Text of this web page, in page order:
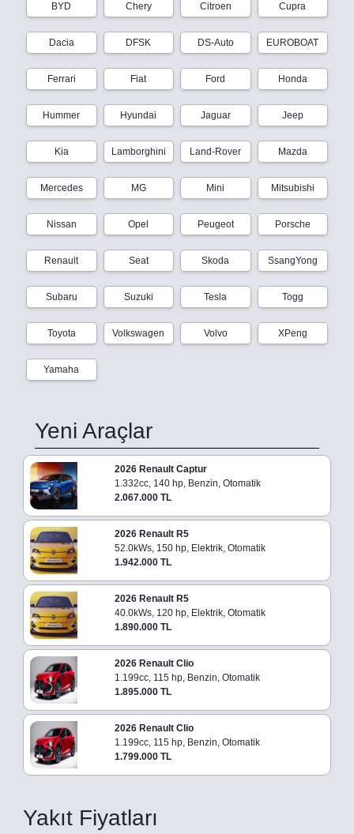
BYD Chery Citroen Cupra
Dacia DFSK DS-Auto EUROBOAT
Ferrari Fiat Ford Honda
Hummer Hyundai Jaguar Jeep
Kia Lamborghini Land-Rover Mazda
Mercedes MG Mini Mitsubishi
Nissan Opel Peugeot Porsche
Renault Seat Skoda SsangYong
Subaru Suzuki Tesla Togg
Toyota Volkswagen Volvo XPeng
Yamaha
Yeni Araçlar
2026 Renault Captur
1.332cc, 140 hp, Benzin, Otomatik
2.067.000 TL
2026 Renault R5
52.0kWs, 150 hp, Elektrik, Otomatik
1.942.000 TL
2026 Renault R5
40.0kWs, 120 hp, Elektrik, Otomatik
1.890.000 TL
2026 Renault Clio
1.199cc, 115 hp, Benzin, Otomatik
1.895.000 TL
2026 Renault Clio
1.199cc, 115 hp, Benzin, Otomatik
1.799.000 TL
Yakıt Fiyatları